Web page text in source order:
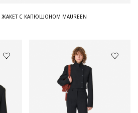
С КАПЮШОНОМ MAUREEN